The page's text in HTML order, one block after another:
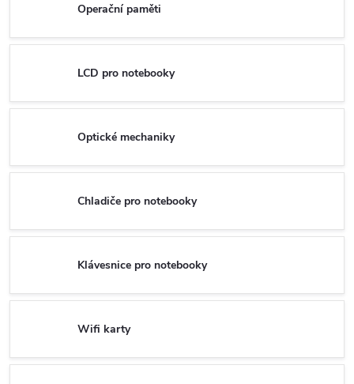
Operační paměti
LCD pro notebooky
Optické mechaniky
Chladiče pro notebooky
Klávesnice pro notebooky
Wifi karty